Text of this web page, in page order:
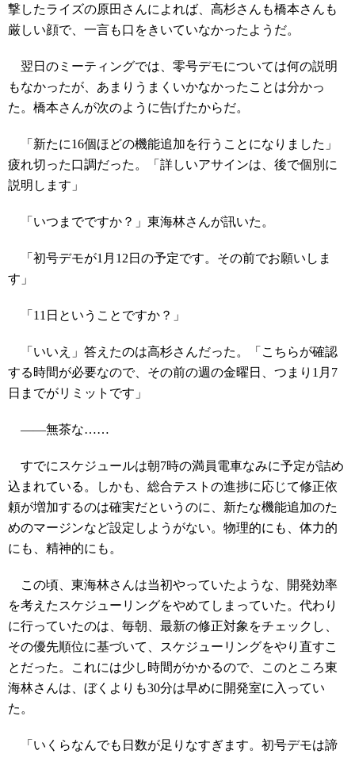
撃したライズの原田さんによれば、高杉さんも橋本さんも
厳しい顔で、一言も口をきいていなかったようだ。
翌日のミーティングでは、零号デモについては何の説明
もなかったが、あまりうまくいかなかったことは分かっ
た。橋本さんが次のように告げたからだ。
「新たに16個ほどの機能追加を行うことになりました」
疲れ切った口調だった。「詳しいアサインは、後で個別に
説明します」
「いつまでですか？」東海林さんが訊いた。
「初号デモが1月12日の予定です。その前でお願いしま
す」
「11日ということですか？」
「いいえ」答えたのは高杉さんだった。「こちらが確認
する時間が必要なので、その前の週の金曜日、つまり1月7
日までがリミットです」
――無茶な……
すでにスケジュールは朝7時の満員電車なみに予定が詰め
込まれている。しかも、総合テストの進捗に応じて修正依
頼が増加するのは確実だというのに、新たな機能追加のた
めのマージンなど設定しようがない。物理的にも、体力的
にも、精神的にも。
この頃、東海林さんは当初やっていたような、開発効率
を考えたスケジューリングをやめてしまっていた。代わり
に行っていたのは、毎朝、最新の修正対象をチェックし、
その優先順位に基づいて、スケジューリングをやり直すこ
とだった。これには少し時間がかかるので、このところ東
海林さんは、ぼくよりも30分は早めに開発室に入ってい
た。
「いくらなんでも日数が足りなすぎます。初号デモは諦